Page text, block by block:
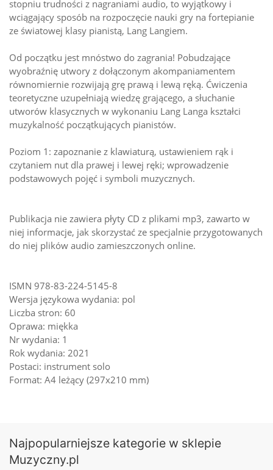
stopniu trudności z nagraniami audio, to wyjątkowy i
wciągający sposób na rozpoczęcie nauki gry na fortepianie
ze światowej klasy pianistą, Lang Langiem.
Od początku jest mnóstwo do zagrania! Pobudzające
wyobraźnię utwory z dołączonym akompaniamentem
równomiernie rozwijają grę prawą i lewą ręką. Ćwiczenia
teoretyczne uzupełniają wiedzę grającego, a słuchanie
utworów klasycznych w wykonaniu Lang Langa kształci
muzykalność początkujących pianistów.
Poziom 1: zapoznanie z klawiaturą, ustawieniem rąk i
czytaniem nut dla prawej i lewej ręki; wprowadzenie
podstawowych pojęć i symboli muzycznych.
Publikacja nie zawiera płyty CD z plikami mp3, zawarto w
niej informacje, jak skorzystać ze specjalnie przygotowanych
do niej plików audio zamieszczonych online.
ISMN 978-83-224-5145-8
Wersja językowa wydania: pol
Liczba stron: 60
Oprawa: miękka
Nr wydania: 1
Rok wydania: 2021
Postaci: instrument solo
Format: A4 leżący (297x210 mm)
Najpopularniejsze kategorie w sklepie
Muzyczny.pl